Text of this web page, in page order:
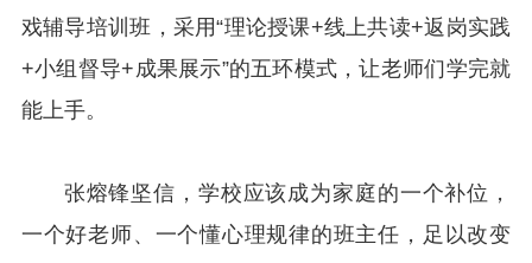
戏辅导培训班，采用“理论授课+线上共读+返岗实践
+小组督导+成果展示”的五环模式，让老师们学完就
能上手。
张熔锋坚信，学校应该成为家庭的一个补位，
一个好老师、一个懂心理规律的班主任，足以改变